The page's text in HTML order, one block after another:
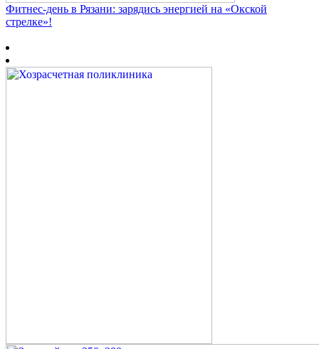
Фитнес‑день в Рязани: зарядись энергией на «Окской
стрелке»!